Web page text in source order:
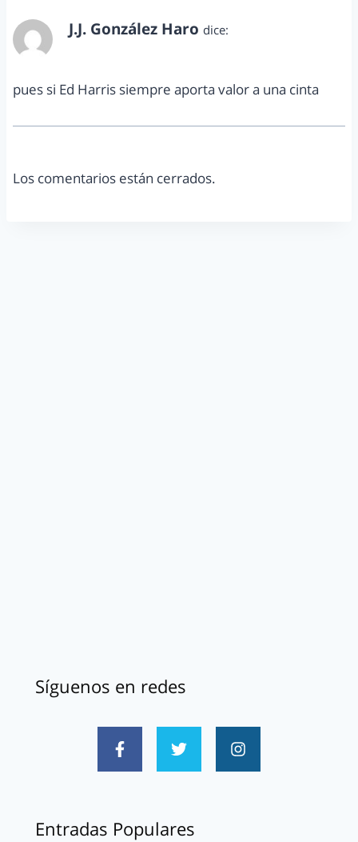
J.J. González Haro dice:
pues si Ed Harris siempre aporta valor a una cinta
Los comentarios están cerrados.
Síguenos en redes
Entradas Populares